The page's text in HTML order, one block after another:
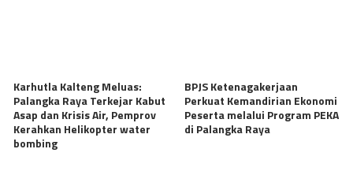
Karhutla Kalteng Meluas:
Palangka Raya Terkejar Kabut
Asap dan Krisis Air, Pemprov
Kerahkan Helikopter water
bombing
BPJS Ketenagakerjaan
Perkuat Kemandirian Ekonomi
Peserta melalui Program PEKA
di Palangka Raya